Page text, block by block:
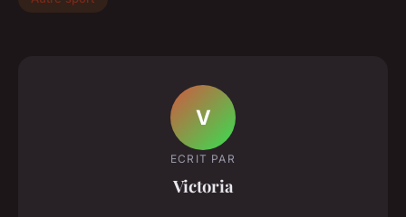
V
ECRIT PAR
Victoria